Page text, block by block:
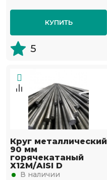
КУПИТЬ
5
Круг металлический
90 мм
горячекатаный
Х12М/AISI D
В наличии